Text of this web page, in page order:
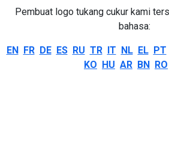
Pembuat logo tukang cukur kami
bahasa:
EN FR DE ES RU TR IT NL EL PT
KO HU AR BN RO